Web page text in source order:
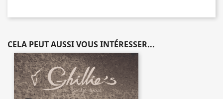
CELA PEUT AUSSI VOUS INTÉRESSER...